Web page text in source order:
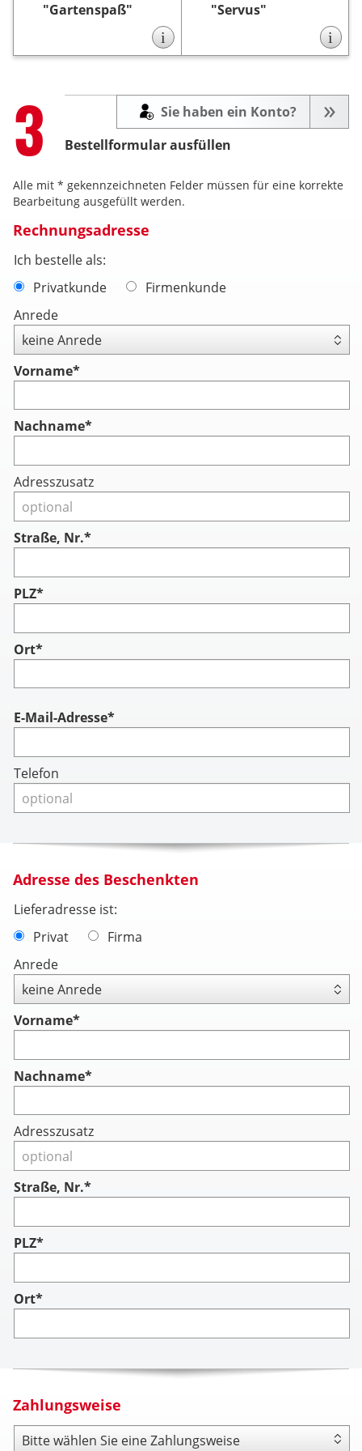
"Gartenspaß"
notwendig.
i
"Servus"
i
Step
3 Bestellformular ausfüllen
Sie haben ein Konto?
Alle mit * gekennzeichneten Felder müssen für eine korrekte
Bearbeitung ausgefüllt werden.
Rechnungsadresse
Ich bestelle als:
Privatkunde
Firmenkunde
Anrede
Vorname*
Nachname*
Adresszusatz
Straße, Nr.*
PLZ*
Ort*
Account
E-Mail-Adresse*
Telefon
Adresse des Beschenkten
Lieferadresse ist:
Privat
Firma
Anrede
Vorname*
Nachname*
Adresszusatz
Straße, Nr.*
PLZ*
Ort*
Zahlungsweise
Zahlungsweise